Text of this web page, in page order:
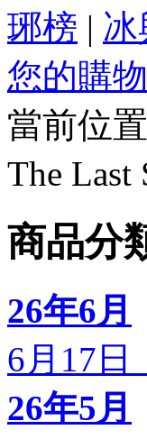
琊榜 | 冰
您的購
當前位
The Last
商品分
26年6月
6月17日
26年5月